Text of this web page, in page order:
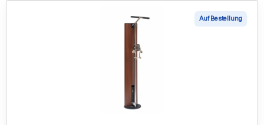
Auf Bestellung